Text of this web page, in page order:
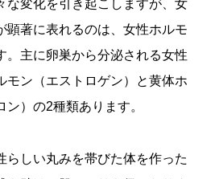
な変化を引き起こしますが、女
顕著に表れるのは、女性ホルモ
。主に卵巣から分泌される女性
モン（エストロゲン）と黄体ホ
）の2種類あります。
らしい丸みを帯びた体を作った